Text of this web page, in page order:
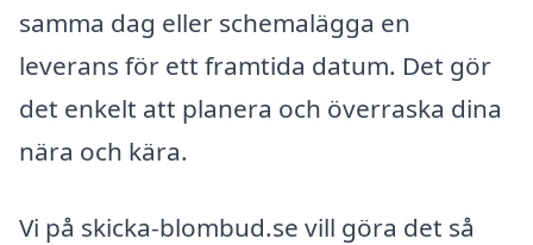
samma dag eller schemalägga en
leverans för ett framtida datum. Det gör
det enkelt att planera och överraska dina
nära och kära.
Vi på skicka-blombud.se vill göra det så